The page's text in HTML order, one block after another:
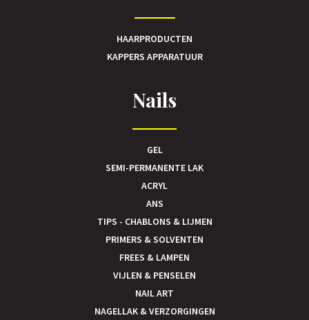
HAARPRODUCTEN
KAPPERS APPARATUUR
Nails
GEL
SEMI-PERMANENTE LAK
ACRYL
ANS
TIPS - CHABLONS & LIJMEN
PRIMERS & SOLVENTEN
FREES & LAMPEN
VIJLEN & PENSELEN
NAIL ART
NAGELLAK & VERZORGINGEN